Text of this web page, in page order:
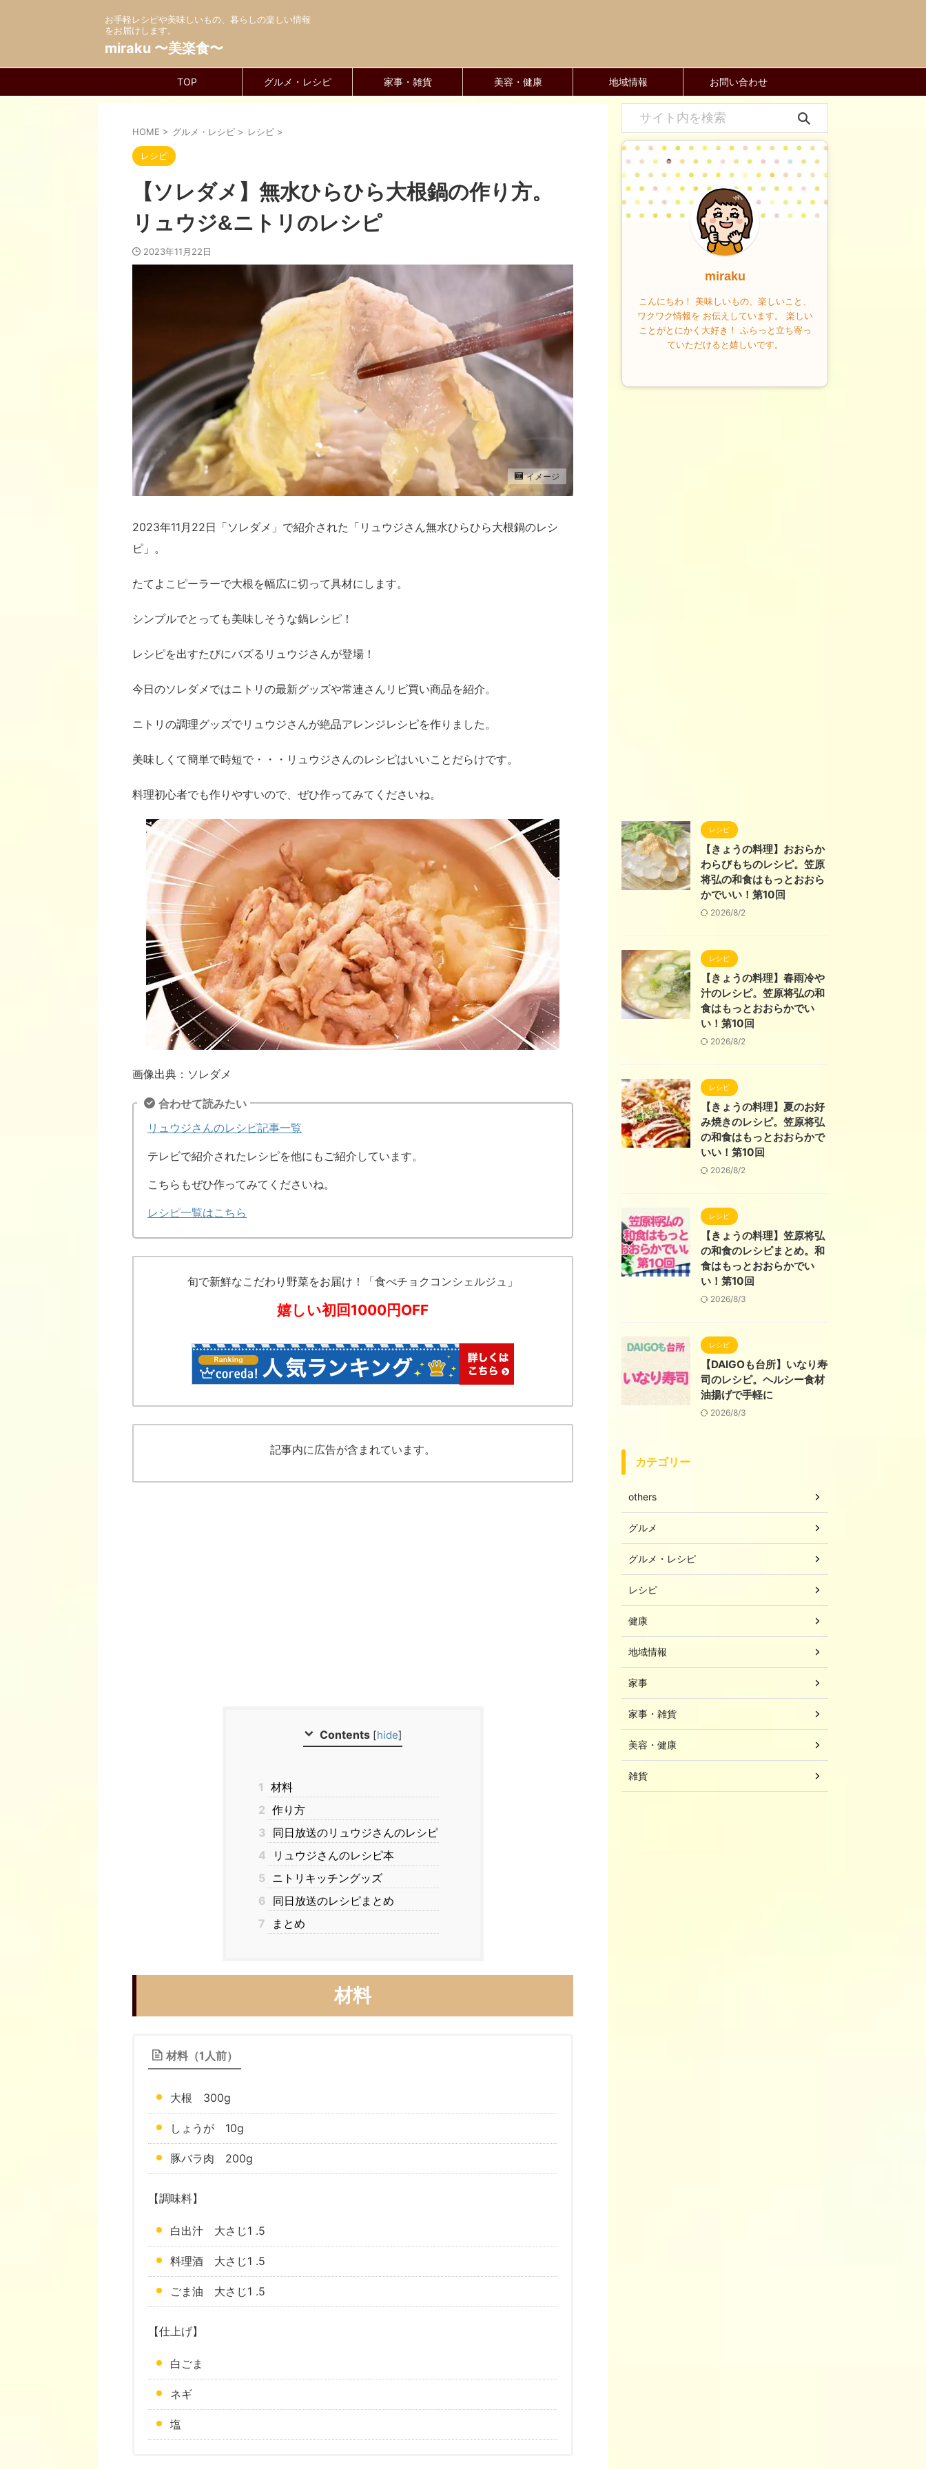
お手軽レシピや美味しいもの、暮らしの楽しい情報
をお届けします。
miraku 〜美楽食〜
TOP グルメ・レシピ 家事・雑貨 美容・健康 地域情報 お問い合わせ
HOME > グルメ・レシピ > レシピ >
レシピ
【ソレダメ】無水ひらひら大根鍋の作り方。
リュウジ&ニトリのレシピ
2023年11月22日
イメージ
2023年11月22日「ソレダメ」で紹介された「リュウジさん無水ひらひら大根鍋のレシ
ピ」。
たてよこピーラーで大根を幅広に切って具材にします。
シンプルでとっても美味しそうな鍋レシピ！
レシピを出すたびにバズるリュウジさんが登場！
今日のソレダメではニトリの最新グッズや常連さんリピ買い商品を紹介。
ニトリの調理グッズでリュウジさんが絶品アレンジレシピを作りました。
美味しくて簡単で時短で・・・リュウジさんのレシピはいいことだらけです。
料理初心者でも作りやすいので、ぜひ作ってみてくださいね。
画像出典：ソレダメ
合わせて読みたい
リュウジさんのレシピ記事一覧
テレビで紹介されたレシピを他にもご紹介しています。
こちらもぜひ作ってみてくださいね。
レシピ一覧はこちら
旬で新鮮なこだわり野菜をお届け！「食べチョクコンシェルジュ」
嬉しい初回1000円OFF
記事内に広告が含まれています。
Contents [hide]
1 材料
2 作り方
3 同日放送のリュウジさんのレシピ
4
リュウジさんのレシピ本
5 ニトリキッチングッズ
6 同日放送のレシピまとめ
7
まとめ
材料
材料（1人前）
大根 300g
しょうが 10g
豚バラ肉 200g
【調味料】
白出汁 大さじ1 .5
料理酒 大さじ1 .5
ごま油 大さじ1 .5
【仕上げ】
白ごま
ネギ
塩
miraku
こんにちわ！ 美味しいもの、楽しいこと、
ワクワク情報を お伝えしています。 楽しい
ことがとにかく大好き！ ふらっと立ち寄っ
ていただけると嬉しいです。
レシピ
【きょうの料理】おおらか
わらびもちのレシピ。笠原
将弘の和食はもっとおおら
かでいい！第10回
2026/8/2
レシピ
【きょうの料理】春雨冷や
汁のレシピ。笠原将弘の和
食はもっとおおらかでい
い！第10回
2026/8/2
レシピ
【きょうの料理】夏のお好
み焼きのレシピ。笠原将弘
の和食はもっとおおらかで
いい！第10回
2026/8/2
レシピ
【きょうの料理】笠原将弘
の和食のレシピまとめ。和
食はもっとおおらかでい
い！第10回
2026/8/3
レシピ
【DAIGOも台所】いなり寿
司のレシピ。ヘルシー食材
油揚げで手軽に
2026/8/3
カテゴリー
others
グルメ
グルメ・レシピ
レシピ
健康
地域情報
家事
家事・雑貨
美容・健康
雑貨